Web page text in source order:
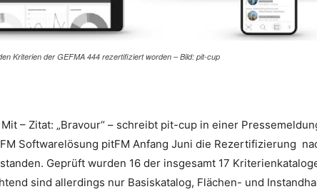
Kriterien der GEFMA 444 rezertifiziert worden – Bild: pit-cup
Mit – Zitat: „Bravour“ – schreibt pit-cup in einer
Softwarelösung pitFM Anfang Juni die Rezertifizierung
Geprüft wurden 16 der insgesamt 17
sind allerdings nur Basiskatalog, Flächen- und